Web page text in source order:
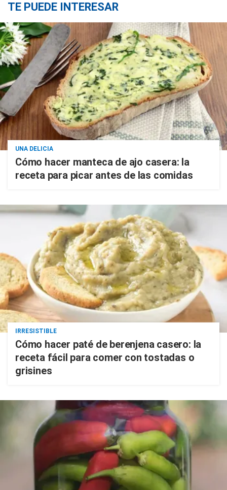
TE PUEDE INTERESAR
UNA DELICIA
Cómo hacer manteca de ajo casera: la
receta para picar antes de las comidas
IRRESISTIBLE
Cómo hacer paté de berenjena casero: la
receta fácil para comer con tostadas o
grisines